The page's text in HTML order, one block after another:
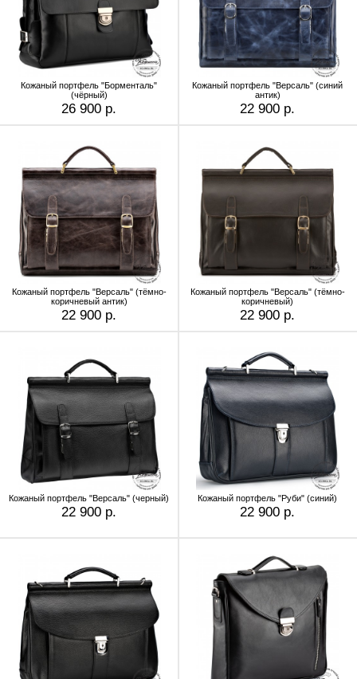
Кожаный портфель "Борменталь"
(чёрный)
26 900 р.
Кожаный портфель "Версаль" (cиний
антик)
22 900 р.
Кожаный портфель "Версаль" (тёмно-
коричневый антик)
22 900 р.
Кожаный портфель "Версаль" (тёмно-
коричневый)
22 900 р.
Кожаный портфель "Версаль" (черный)
22 900 р.
Кожаный портфель "Руби" (синий)
22 900 р.